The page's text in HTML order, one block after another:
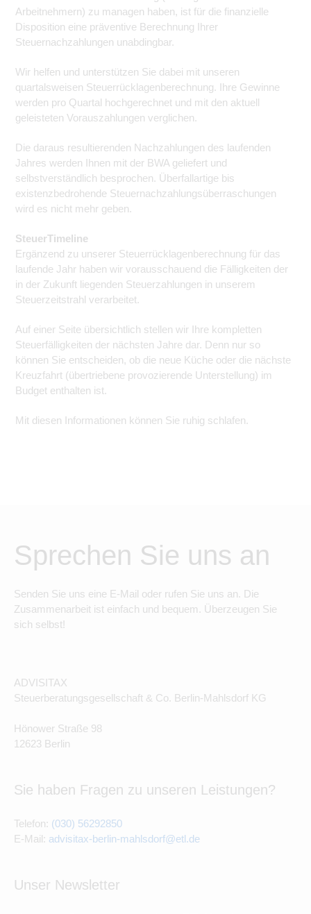
Arbeitnehmern) zu managen haben, ist für die finanzielle
Disposition eine präventive Berechnung Ihrer
Steuernachzahlungen unabdingbar.
Wir helfen und unterstützen Sie dabei mit unseren
quartalsweisen Steuerrücklagenberechnung. Ihre Gewinne
werden pro Quartal hochgerechnet und mit den aktuell
geleisteten Vorauszahlungen verglichen.
Die daraus resultierenden Nachzahlungen des laufenden
Jahres werden Ihnen mit der BWA geliefert und
selbstverständlich besprochen. Überfallartige bis
existenzbedrohende Steuernachzahlungsüberraschungen
wird es nicht mehr geben.
SteuerTimeline
Ergänzend zu unserer Steuerrücklagenberechnung für das
laufende Jahr haben wir vorausschauend die Fälligkeiten der
in der Zukunft liegenden Steuerzahlungen in unserem
Steuerzeitstrahl verarbeitet.
Auf einer Seite übersichtlich stellen wir Ihre kompletten
Steuerfälligkeiten der nächsten Jahre dar. Denn nur so
können Sie entscheiden, ob die neue Küche oder die nächste
Kreuzfahrt (übertriebene provozierende Unterstellung) im
Budget enthalten ist.
Mit diesen Informationen können Sie ruhig schlafen.
Sprechen Sie uns an
Senden Sie uns eine E-Mail oder rufen Sie uns an. Die
Zusammenarbeit ist einfach und bequem. Überzeugen Sie
sich selbst!
ADVISITAX
Steuerberatungsgesellschaft & Co. Berlin-Mahlsdorf KG
Hönower Straße 98
12623 Berlin
Sie haben Fragen zu unseren Leistungen?
Telefon: (030) 56292850
E-Mail: advisitax-berlin-mahlsdorf@etl.de
Unser Newsletter